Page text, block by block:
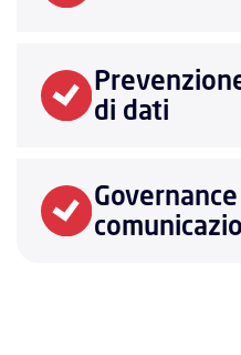
di dati